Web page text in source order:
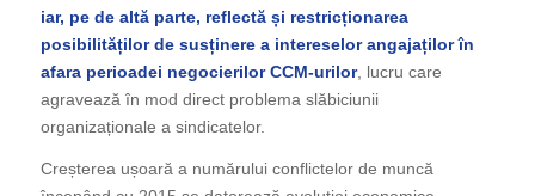
iar, pe de altă parte, reflectă și restricționarea
posibilităților de susținere a intereselor angajaților în
afara perioadei negocierilor CCM-urilor, lucru care
agravează în mod direct problema slăbiciunii
organizaționale a sindicatelor.
Creșterea ușoară a numărului conflictelor de muncă